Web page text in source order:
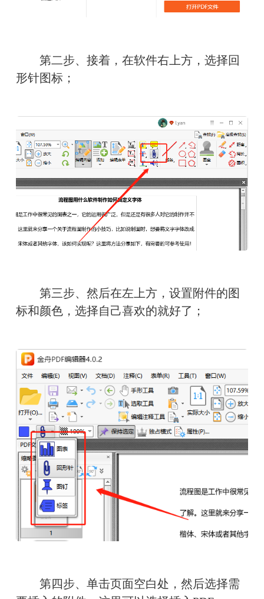
第二步、接着，在软件右上方，选择回
形针图标；
第三步、然后在左上方，设置附件的图
标和颜色，选择自己喜欢的就好了；
第四步、单击页面空白处，然后选择需